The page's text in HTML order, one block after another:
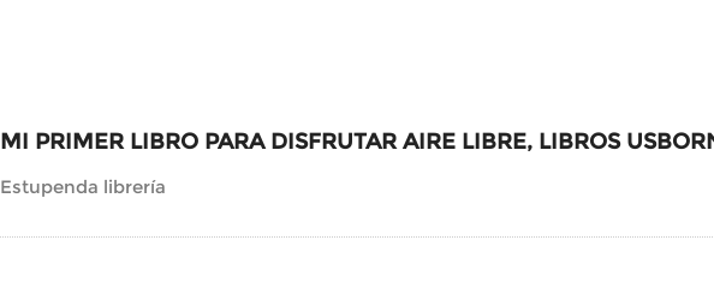
MI PRIMER LIBRO PARA DISFRUTAR AIRE LIBRE, LIBROS
Estupenda librería